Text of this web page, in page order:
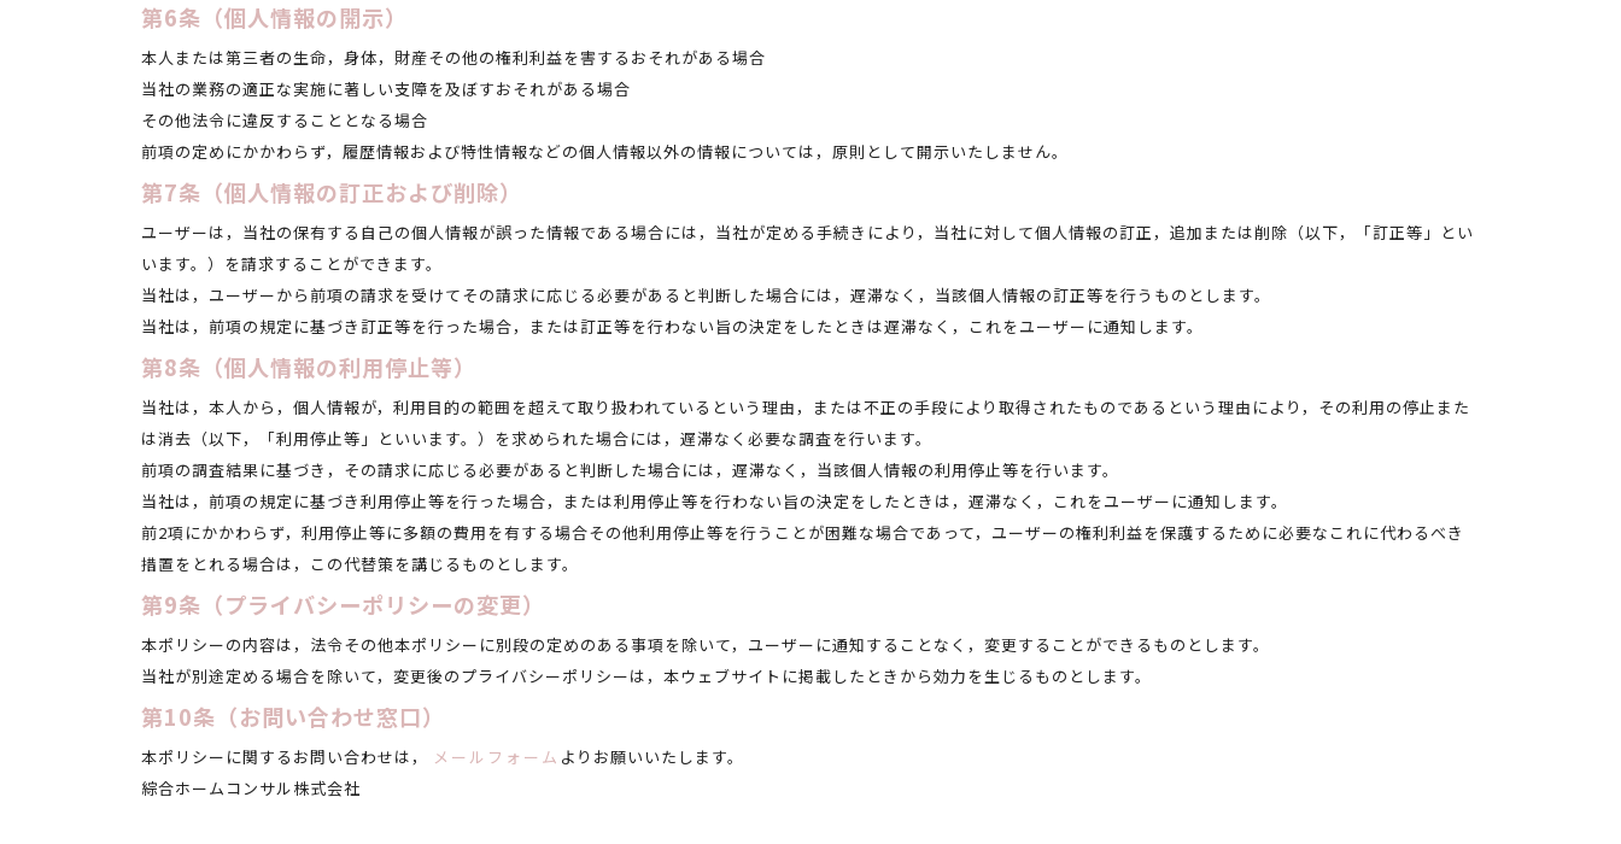
第6条（個人情報の開示）
本人または第三者の生命，身体，財産その他の権利利益を害するおそれがある場合
当社の業務の適正な実施に著しい支障を及ぼすおそれがある場合
その他法令に違反することとなる場合
前項の定めにかかわらず，履歴情報および特性情報などの個人情報以外の情報については，原則として開示いたしません。
第7条（個人情報の訂正および削除）
ユーザーは，当社の保有する自己の個人情報が誤った情報である場合には，当社が定める手続きにより，当社に対して個人情報の訂正，追加または削除（以下，「訂正等」とい
います。）を請求することができます。
当社は，ユーザーから前項の請求を受けてその請求に応じる必要があると判断した場合には，遅滞なく，当該個人情報の訂正等を行うものとします。
当社は，前項の規定に基づき訂正等を行った場合，または訂正等を行わない旨の決定をしたときは遅滞なく，これをユーザーに通知します。
第8条（個人情報の利用停止等）
当社は，本人から，個人情報が，利用目的の範囲を超えて取り扱われているという理由，または不正の手段により取得されたものであるという理由により，その利用の停止また
は消去（以下，「利用停止等」といいます。）を求められた場合には，遅滞なく必要な調査を行います。
前項の調査結果に基づき，その請求に応じる必要があると判断した場合には，遅滞なく，当該個人情報の利用停止等を行います。
当社は，前項の規定に基づき利用停止等を行った場合，または利用停止等を行わない旨の決定をしたときは，遅滞なく，これをユーザーに通知します。
前2項にかかわらず，利用停止等に多額の費用を有する場合その他利用停止等を行うことが困難な場合であって，ユーザーの権利利益を保護するために必要なこれに代わるべき
措置をとれる場合は，この代替策を講じるものとします。
第9条（プライバシーポリシーの変更）
本ポリシーの内容は，法令その他本ポリシーに別段の定めのある事項を除いて，ユーザーに通知することなく，変更することができるものとします。
当社が別途定める場合を除いて，変更後のプライバシーポリシーは，本ウェブサイトに掲載したときから効力を生じるものとします。
第10条（お問い合わせ窓口）
本ポリシーに関するお問い合わせは， メールフォーム よりお願いいたします。
綜合ホームコンサル株式会社